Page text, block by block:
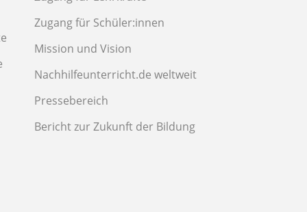
Zugang für Schüler:innen
Mission und Vision
Nachhilfeunterricht.de weltweit
Pressebereich
Bericht zur Zukunft der Bildung